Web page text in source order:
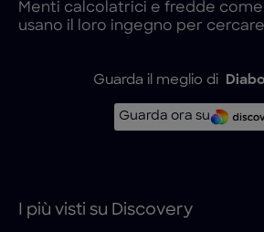
Menti calcolatrici e fredde
usano il loro ingegno per
Guarda il meglio di
Guarda ora su
I più visti su Discovery